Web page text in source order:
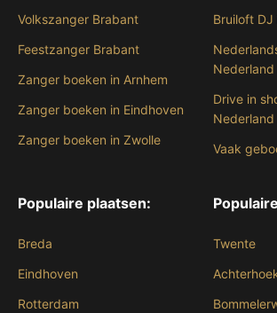
Volkszanger Brabant
Feestzanger Brabant
Zanger boeken in Arnhem
Zanger boeken in Eindhoven
Zanger boeken in Zwolle
Bruiloft
Nederland
Drive in
Nederland
Vaak
Populaire plaatsen:
Breda
Eindhoven
Rotterdam
Twente